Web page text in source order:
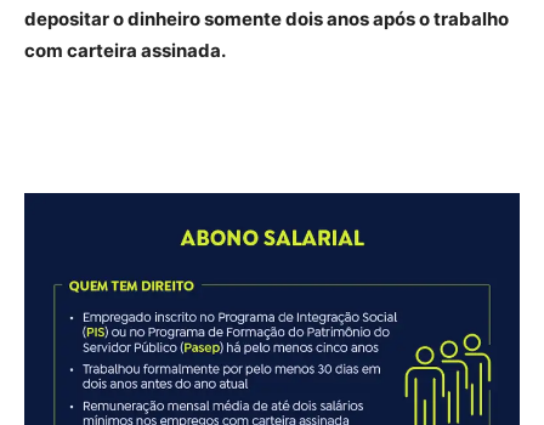
depositar o dinheiro somente dois anos após o trabalho
com carteira assinada.